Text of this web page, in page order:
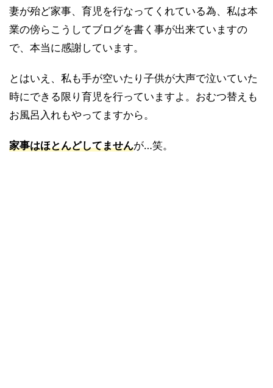
妻が殆ど家事、育児を行なってくれている為、私は本
業の傍らこうしてブログを書く事が出来ていますの
で、本当に感謝しています。
とはいえ、私も手が空いたり子供が大声で泣いていた
時にできる限り育児を行っていますよ。おむつ替えも
お風呂入れもやってますから。
家事はほとんどしてませんが…笑。